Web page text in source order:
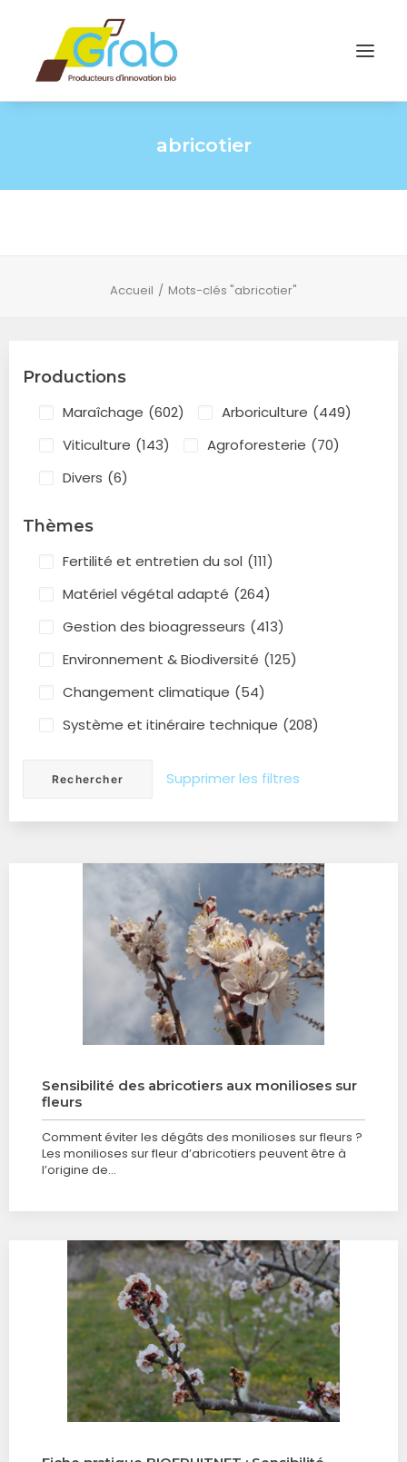
abricotier
Accueil Mots-clés "abricotier"
Productions
Maraîchage (602) Arboriculture (449)
Viticulture (143) Agroforesterie (70)
Divers (6)
Thèmes
Fertilité et entretien du sol (111)
Matériel végétal adapté (264)
Gestion des bioagresseurs (413)
Environnement & Biodiversité (125)
Changement climatique (54)
Système et itinéraire technique (208)
Supprimer les filtres
Sensibilité des abricotiers aux monilioses sur
fleurs
Comment éviter les dégâts des monilioses sur fleurs ?
Les monilioses sur fleur d’abricotiers peuvent être à
l’origine de…